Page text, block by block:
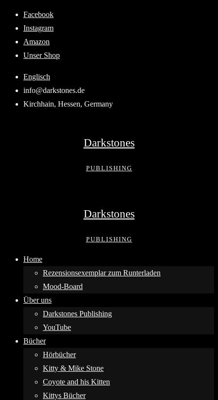
Skip
content
Facebook
Instagram
Amazon
Unser Shop
Englisch
info@darkstones.de
Kirchhain, Hessen, Germany
Darkstones
PUBLISHING
Darkstones
PUBLISHING
Home
Rezensionsexemplar zum Runterladen
Mood-Board
Über uns
Darkstones Publishing
YouTube
Bücher
Hörbücher
Kitty & Mike Stone
Coyote and his Kitten
Kittys Bücher